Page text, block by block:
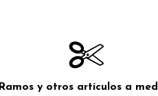
Ramos y otros artículos a